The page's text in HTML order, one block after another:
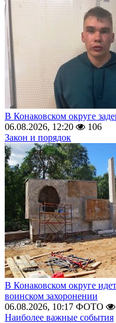
В Конаковском округе
06.08.2026, 12:20
106
Закон и порядок
В Конаковском округе
воинском захоронении
06.08.2026, 10:17 ФОТО
Наиболее важные события